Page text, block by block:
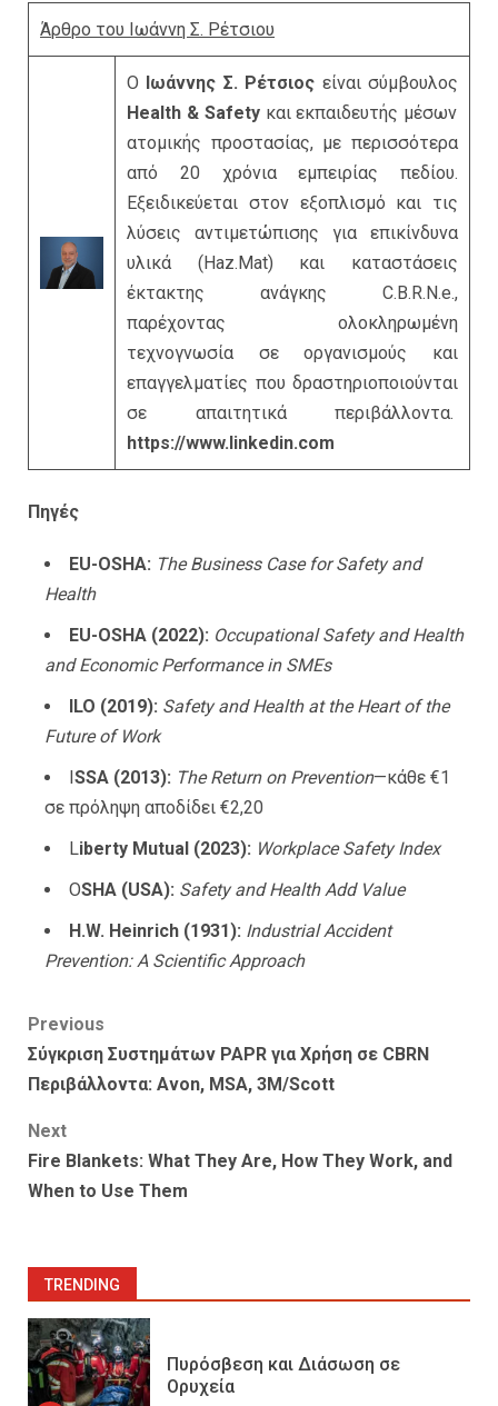
Άρθρο του Ιωάννη Σ. Ρέτσιου
Ο Ιωάννης Σ. Ρέτσιος είναι σύμβουλος
Health & Safetyκαι εκπαιδευτής μέσων
ατομικής προστασίας, με περισσότερα
από 20 χρόνια εμπειρίας πεδίου.
Εξειδικεύεται στον εξοπλισμό και τις
λύσεις αντιμετώπισης για επικίνδυνα
υλικά (Haz.Mat) και καταστάσεις
έκτακτης ανάγκης C.B.R.N.e.,
παρέχοντας ολοκληρωμένη
τεχνογνωσία σε οργανισμούς και
επαγγελματίες που δραστηριοποιούνται
σε απαιτητικά περιβάλλοντα.
https://www.linkedin.com
Πηγές
EU-OSHA: The Business Case for Safety and
Health
EU-OSHA (2022): Occupational Safety and Health
and Economic Performance in SMEs
ILO (2019): Safety and Health at the Heart of the
Future of Work
ISSA (2013): The Return on Prevention—κάθε €1
σε πρόληψη αποδίδει €2,20
Liberty Mutual (2023): Workplace Safety Index
OSHA (USA): Safety and Health Add Value
H.W. Heinrich (1931): Industrial Accident
Prevention: A Scientific Approach
Post
navigation
Previous
Σύγκριση Συστημάτων PAPR για Χρήση σε CBRN
Περιβάλλοντα: Avon, MSA, 3M/Scott
Next
Fire Blankets: What They Are, How They Work, and
When to Use Them
TRENDING
Πυρόσβεση και Διάσωση σε
Ορυχεία